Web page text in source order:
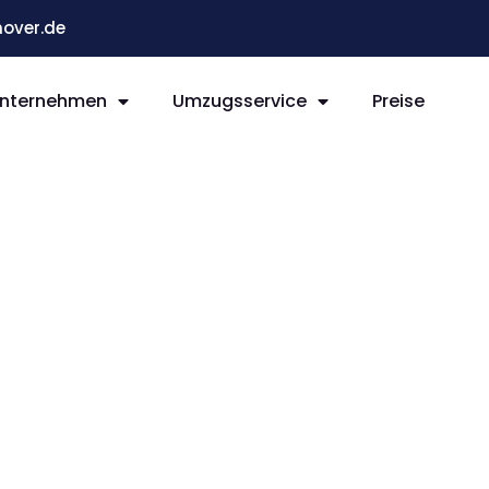
Umzugsservice Preise